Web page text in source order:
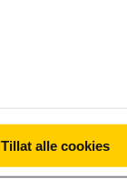
Tillat alle cookies